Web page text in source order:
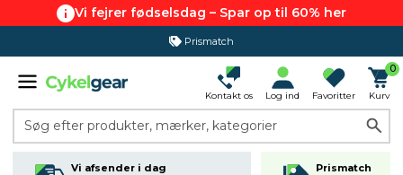
Vi fejrer fødselsdag – Spar op til 60% her
Prismatch
Kontakt os Log ind Favoritter
0
Kurv
Søg efter produkter, mærker, kategorier
Vi afsender i dag
Prismatch